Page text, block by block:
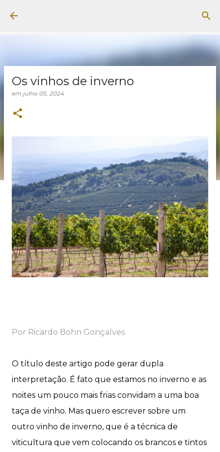
Os vinhos de inverno
em julho 05, 2024
Por Ricardo Bohn Gonçalves
O título deste artigo pode gerar dupla
interpretação. É fato que estamos no inverno e as
noites um pouco mais frias convidam a uma boa
taça de vinho. Mas quero escrever sobre um
outro vinho de inverno, que é a técnica de
viticultura que vem colocando os brancos e tintos